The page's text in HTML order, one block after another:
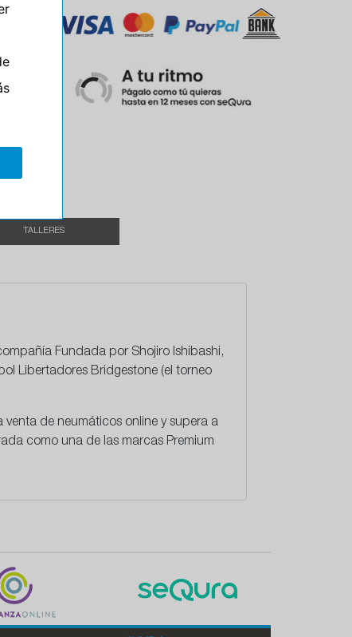
TALLERES
Fundada por Shojiro Ishibashi,
Libertadores Bridgestone (el torneo
venta de neumáticos online y supera a
como una de las marcas Premium